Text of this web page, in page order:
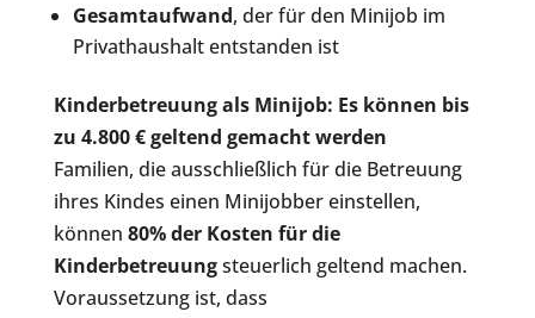
Gesamtaufwand, der für den Minijob im
Privathaushalt entstanden ist
Kinderbetreuung als Minijob: Es können bis
zu 4.800 € geltend gemacht werden
Familien, die ausschließlich für die Betreuung
ihres Kindes einen Minijobber einstellen,
können 80% der Kosten für die
Kinderbetreuungsteuerlich geltend machen.
Voraussetzung ist, dass